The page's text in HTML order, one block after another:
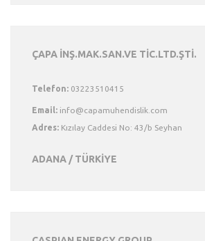
ÇAPA İNŞ.MAK.SAN.VE TİC.LTD.ŞTİ.
Telefon: 03223510415
Email:
Adres: Kızılay Caddesi No: 43/b Seyhan
ADANA / TÜRKİYE